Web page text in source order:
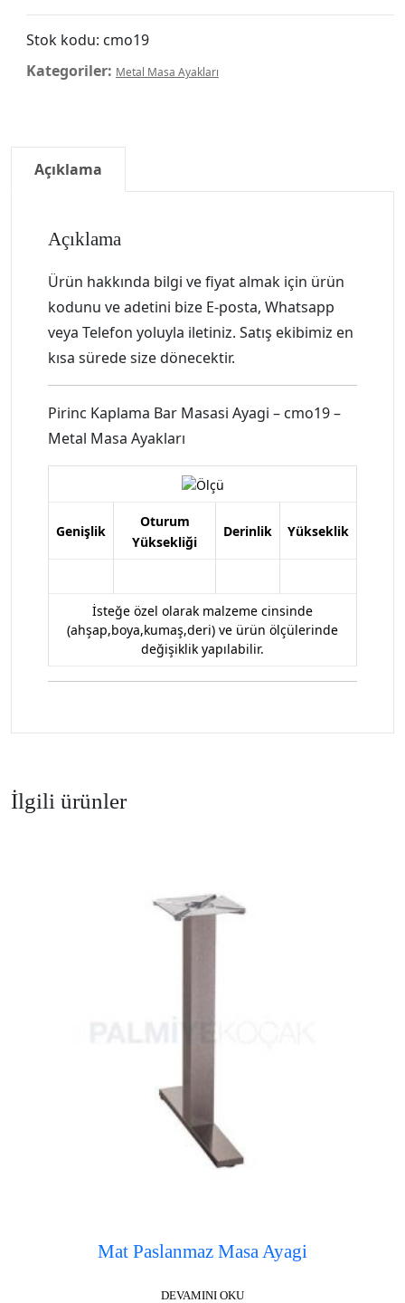
Stok kodu: cmo19
Kategoriler: Metal Masa Ayakları
Açıklama
Açıklama
Ürün hakkında bilgi ve fiyat almak için ürün
kodunu ve adetini bize E-posta, Whatsapp
veya Telefon yoluyla iletiniz. Satış ekibimiz en
kısa sürede size dönecektir.
Pirinc Kaplama Bar Masasi Ayagi – cmo19 –
Metal Masa Ayakları
Genişlik
Oturum
Yüksekliği
Derinlik Yükseklik
İsteğe özel olarak malzeme cinsinde
(ahşap,boya,kumaş,deri) ve ürün ölçülerinde
değişiklik yapılabilir.
İlgili ürünler
Mat Paslanmaz Masa Ayagi
DEVAMINI OKU